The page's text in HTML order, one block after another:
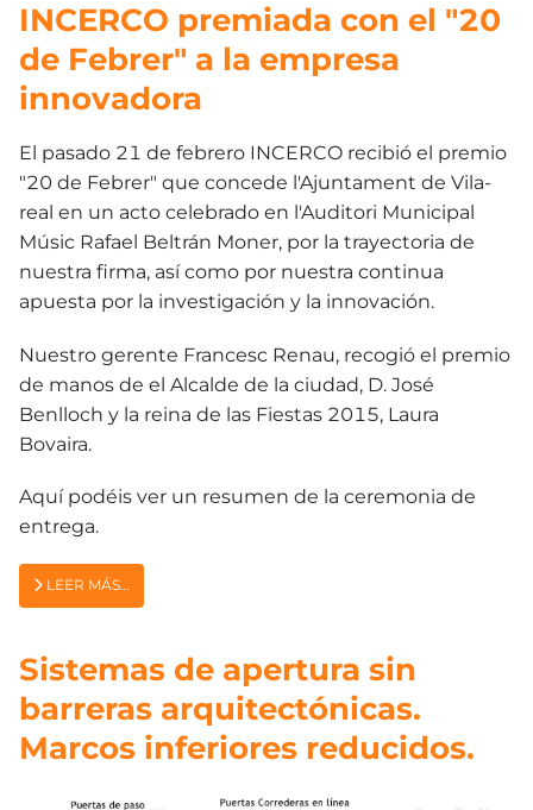
INCERCO premiada con el "20
de Febrer" a la empresa
innovadora
El pasado 21 de febrero INCERCO recibió el premio
"20 de Febrer" que concede l'Ajuntament de Vila-
real en un acto celebrado en l'Auditori Municipal
Músic Rafael Beltrán Moner, por la trayectoria de
nuestra firma, así como por nuestra continua
apuesta por la investigación y la innovación.
Nuestro gerente Francesc Renau, recogió el premio
de manos de el Alcalde de la ciudad, D. José
Benlloch y la reina de las Fiestas 2015, Laura
Bovaira.
Aquí podéis ver un resumen de la ceremonia de
entrega.
LEER MÁS…
Sistemas de apertura sin
barreras arquitectónicas.
Marcos inferiores reducidos.